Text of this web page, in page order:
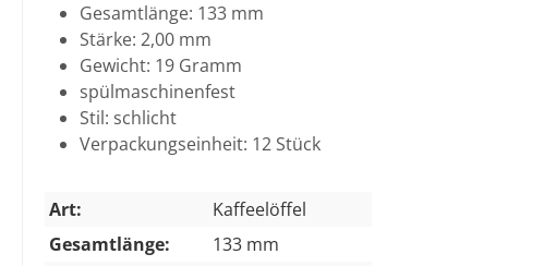
Gesamtlänge: 133 mm
Stärke: 2,00 mm
Gewicht: 19 Gramm
spülmaschinenfest
Stil: schlicht
Verpackungseinheit: 12 Stück
Art:
Kaffeelöffel
Gesamtlänge:
133 mm